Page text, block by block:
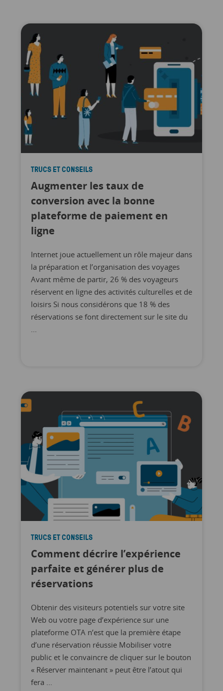
TRUCS ET CONSEILS
Augmenter les taux de
conversion avec la bonne
plateforme de paiement en
ligne
Internet joue actuellement un rôle majeur dans
la préparation et l’organisation des voyages
Avant même de partir, 26 % des voyageurs
réservent en ligne des activités culturelles et de
loisirs Si nous considérons que 18 % des
réservations se font directement sur le site du
TRUCS ET CONSEILS
Comment décrire l’expérience
parfaite et générer plus de
réservations
Obtenir des visiteurs potentiels sur votre site
Web ou votre page d’expérience sur une
plateforme OTA n’est que la première étape
d’une réservation réussie Mobiliser votre
public et le convaincre de cliquer sur le bouton
« Réserver maintenant » peut être l’atout qui
fera ...